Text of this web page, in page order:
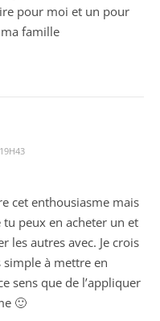
pour moi et un pour
famille
cet enthousiasme mais
peux en acheter un et
les autres avec. Je crois
simple à mettre en
sens que de l’appliquer
🙂